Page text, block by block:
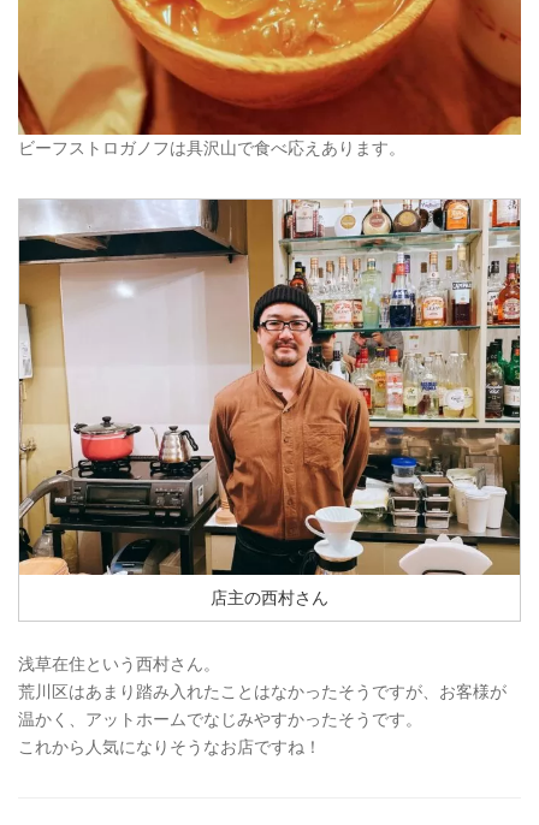
ビーフストロガノフは具沢山で食べ応えあります。
店主の西村さん
浅草在住という西村さん。
荒川区はあまり踏み入れたことはなかったそうですが、お客様が
温かく、アットホームでなじみやすかったそうです。
これから人気になりそうなお店ですね！